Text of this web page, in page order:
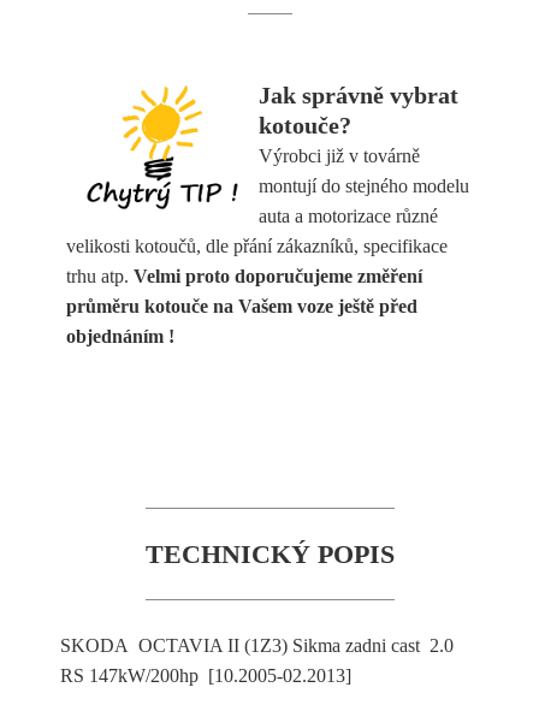
Jak správně vybrat
kotouče?
Výrobci již v továrně
montují do stejného modelu
auta a motorizace různé
velikosti kotoučů, dle přání zákazníků, specifikace
trhu atp. Velmi proto doporučujeme změření
průměru kotouče na Vašem voze ještě před
objednáním !
TECHNICKÝ POPIS
SKODA OCTAVIA II (1Z3) Sikma zadni cast 2.0
RS 147kW/200hp [10.2005-02.2013]